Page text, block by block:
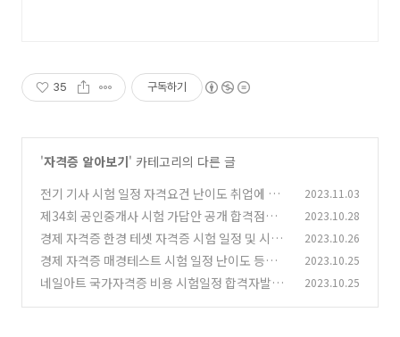
35 구독하기
'자격증 알아보기' 카테고리의 다른 글
전기 기사 시험 일정 자격요건 난이도 취업에 도
움되는 글 (6)
2023.11.03
제34회 공인중개사 시험 가답안 공개 합격점수
확인해보기 (20)
2023.10.28
경제 자격증 한경 테셋 자격증 시험 일정 및 시험
시간 등급까지 한 번에 정리 (70)
2023.10.26
경제 자격증 매경테스트 시험 일정 난이도 등급
점수 꿀팁
(62)
2023.10.25
네일아트 국가자격증 비용 시험일정 합격자발표
2023.10.25